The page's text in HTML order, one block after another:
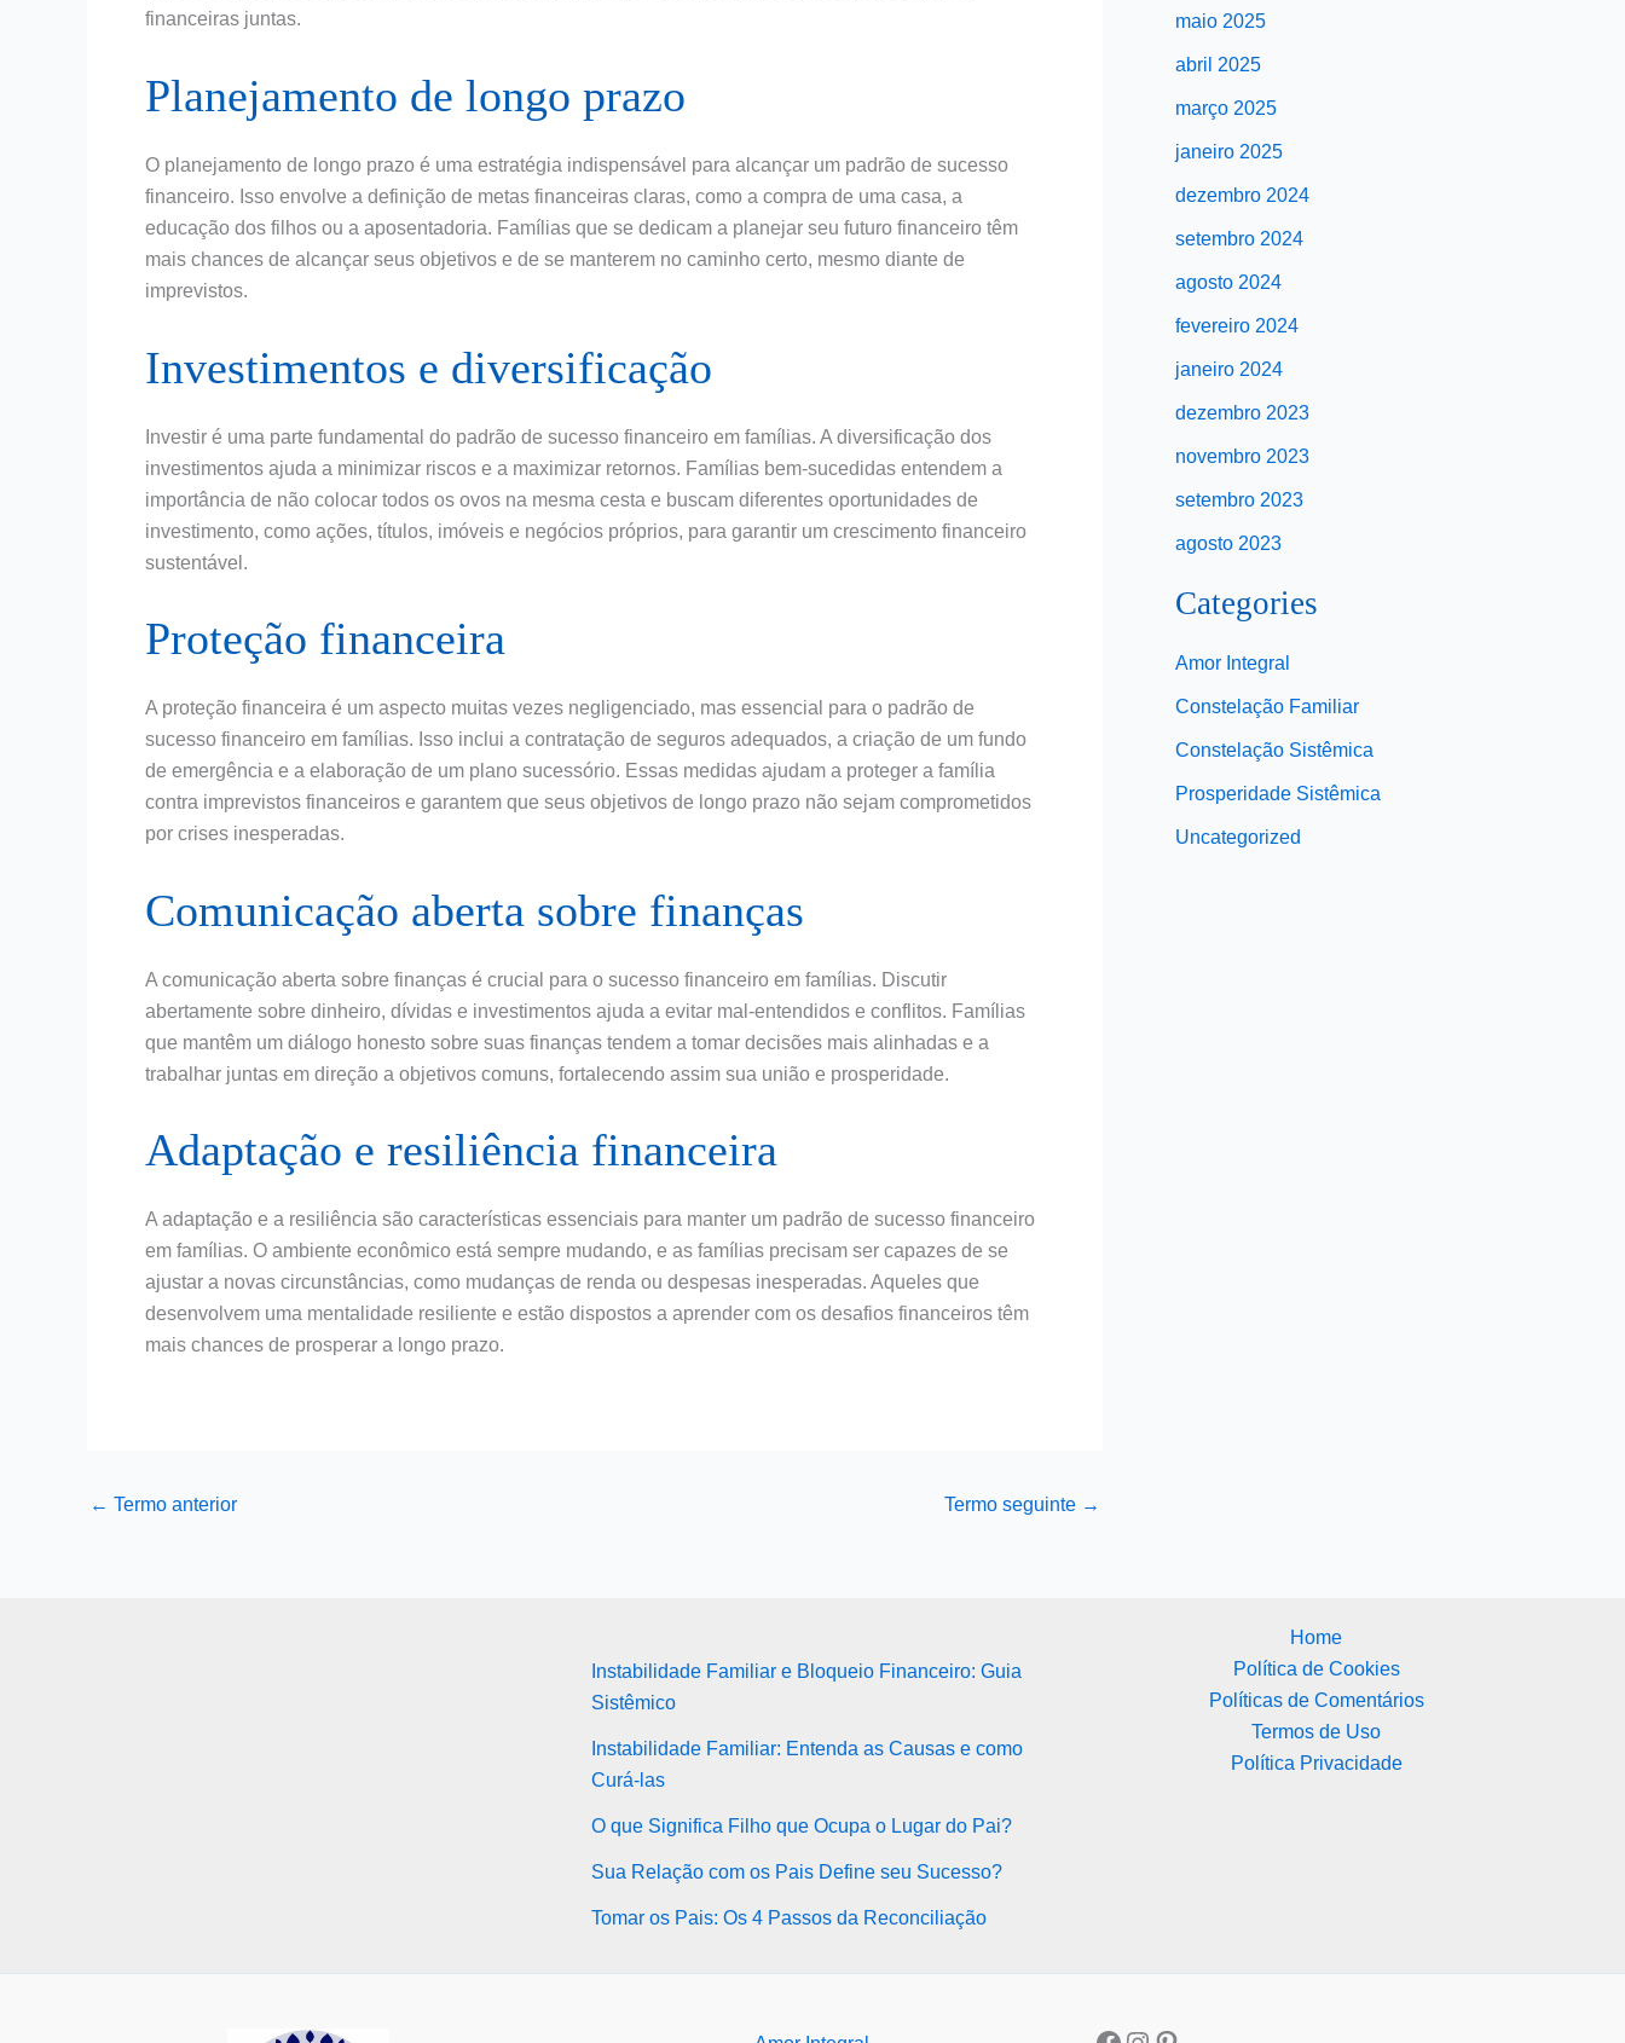
financeiras juntas.
Planejamento de longo prazo
O planejamento de longo prazo é uma estratégia indispensável para alcançar um padrão de sucesso
financeiro. Isso envolve a definição de metas financeiras claras, como a compra de uma casa, a
educação dos filhos ou a aposentadoria. Famílias que se dedicam a planejar seu futuro financeiro têm
mais chances de alcançar seus objetivos e de se manterem no caminho certo, mesmo diante de
imprevistos.
Investimentos e diversificação
Investir é uma parte fundamental do padrão de sucesso financeiro em famílias. A diversificação dos
investimentos ajuda a minimizar riscos e a maximizar retornos. Famílias bem-sucedidas entendem a
importância de não colocar todos os ovos na mesma cesta e buscam diferentes oportunidades de
investimento, como ações, títulos, imóveis e negócios próprios, para garantir um crescimento financeiro
sustentável.
Proteção financeira
A proteção financeira é um aspecto muitas vezes negligenciado, mas essencial para o padrão de
sucesso financeiro em famílias. Isso inclui a contratação de seguros adequados, a criação de um fundo
de emergência e a elaboração de um plano sucessório. Essas medidas ajudam a proteger a família
contra imprevistos financeiros e garantem que seus objetivos de longo prazo não sejam comprometidos
por crises inesperadas.
Comunicação aberta sobre finanças
A comunicação aberta sobre finanças é crucial para o sucesso financeiro em famílias. Discutir
abertamente sobre dinheiro, dívidas e investimentos ajuda a evitar mal-entendidos e conflitos. Famílias
que mantêm um diálogo honesto sobre suas finanças tendem a tomar decisões mais alinhadas e a
trabalhar juntas em direção a objetivos comuns, fortalecendo assim sua união e prosperidade.
Adaptação e resiliência financeira
A adaptação e a resiliência são características essenciais para manter um padrão de sucesso financeiro
em famílias. O ambiente econômico está sempre mudando, e as famílias precisam ser capazes de se
ajustar a novas circunstâncias, como mudanças de renda ou despesas inesperadas. Aqueles que
desenvolvem uma mentalidade resiliente e estão dispostos a aprender com os desafios financeiros têm
mais chances de prosperar a longo prazo.
← Termo anterior Termo seguinte →
maio 2025
abril 2025
março 2025
janeiro 2025
dezembro 2024
setembro 2024
agosto 2024
fevereiro 2024
janeiro 2024
dezembro 2023
novembro 2023
setembro 2023
agosto 2023
Categories
Amor Integral
Constelação Familiar
Constelação Sistêmica
Prosperidade Sistêmica
Uncategorized
Instabilidade Familiar e Bloqueio Financeiro: Guia
Sistêmico
Instabilidade Familiar: Entenda as Causas e como
Curá-las
O que Significa Filho que Ocupa o Lugar do Pai?
Sua Relação com os Pais Define seu Sucesso?
Tomar os Pais: Os 4 Passos da Reconciliação
Home
Política de Cookies
Políticas de Comentários
Termos de Uso
Política Privacidade